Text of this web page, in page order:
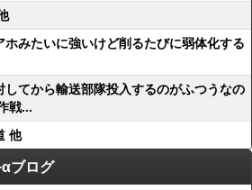
ホみたいに強いけど削るたびに弱体化する
してから輸送部隊投入するのがふつうなの
戦...
他
ブログ